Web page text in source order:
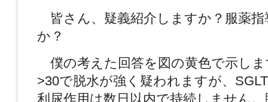
皆さん、疑義紹介しますか？服薬
か？
僕の考えた回答を図の黄色で示しま
>30で脱水が強く疑われますが、
利尿作用は数日以内で持続しません